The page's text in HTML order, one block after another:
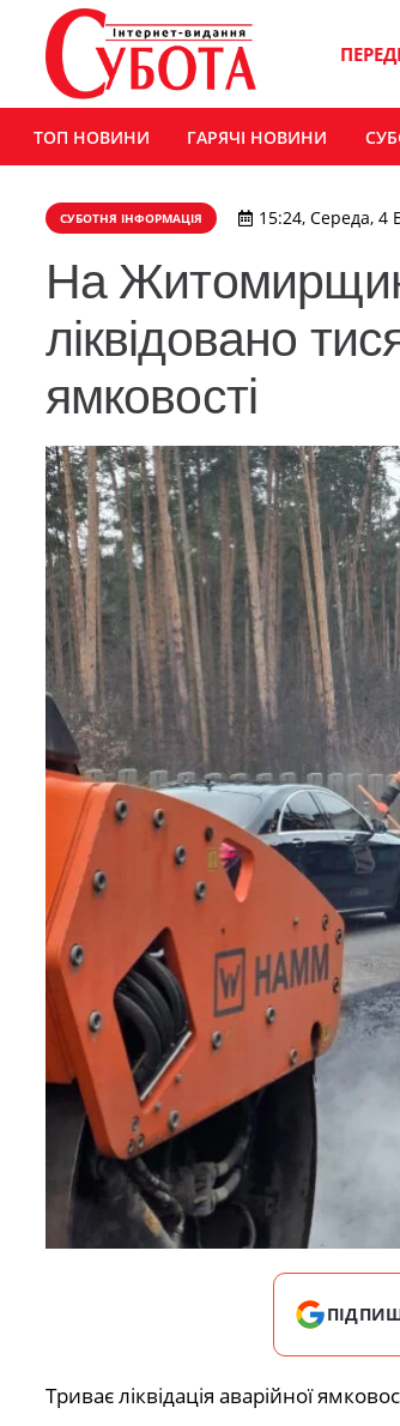
ТОП НОВИНИ ГАРЯЧІ НОВИНИ
СУБОТНЯ ІНФОРМАЦІЯ 15:24, Середа, 4
На
ліквідовано
ямковості
Триває ліквідація аварійної